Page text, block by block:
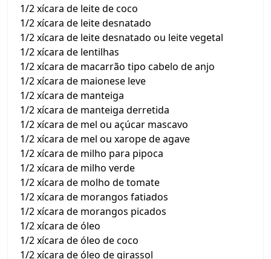
1/2 xícara de leite de coco
1/2 xícara de leite desnatado
1/2 xícara de leite desnatado ou leite vegetal
1/2 xícara de lentilhas
1/2 xícara de macarrão tipo cabelo de anjo
1/2 xícara de maionese leve
1/2 xícara de manteiga
1/2 xícara de manteiga derretida
1/2 xícara de mel ou açúcar mascavo
1/2 xícara de mel ou xarope de agave
1/2 xícara de milho para pipoca
1/2 xícara de milho verde
1/2 xícara de molho de tomate
1/2 xícara de morangos fatiados
1/2 xícara de morangos picados
1/2 xícara de óleo
1/2 xícara de óleo de coco
1/2 xícara de óleo de girassol